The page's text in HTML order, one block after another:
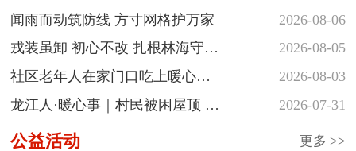
｜“爱玩音...
2026-08-06
闻雨而动筑防线 方寸网格护万家
2026-08-05
戎装虽卸 初心不改 扎根林海守护
青山
2026-08-03
社区老年人在家门口吃上暖心热
饭
2026-07-31
龙江人·暖心事｜村民被困屋顶 民
警涉水...
更多 >>
公益活动